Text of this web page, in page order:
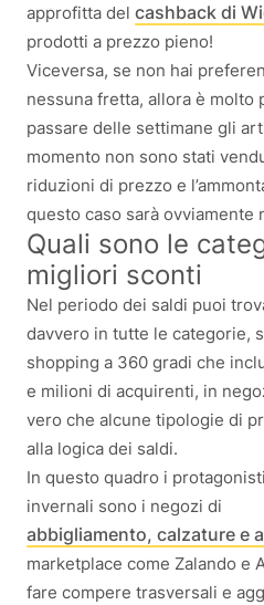
approfitta del cashback di
prodotti a prezzo pieno!
Viceversa, se non hai
nessuna fretta, allora è molto
passare delle settimane gli
momento non sono stati
riduzioni di prezzo e
questo caso sarà ovviamente
Quali sono le
migliori sconti
Nel periodo dei saldi puoi
davvero in tutte le categorie,
shopping a 360 gradi che
e milioni di acquirenti, in
vero che alcune tipologie di
alla logica dei saldi.
In questo quadro i
invernali sono i negozi di
abbigliamento, calzature e
marketplace come Zalando e
fare compere trasversali e